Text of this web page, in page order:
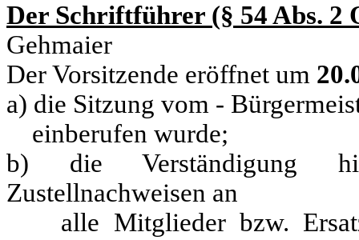
Der Schriftführer (§ 54 Abs. 2
Gehmaier
Der Vorsitzende eröffnet um
a) die Sitzung vom -
einberufen wurde;
b) die Verständigung
Zustellnachweisen an
alle Mitglieder bzw.